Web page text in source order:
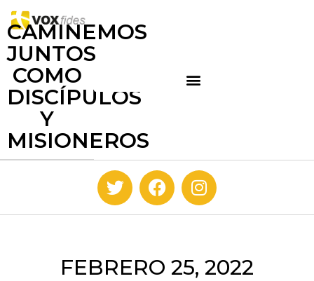
CAMINEMOS
JUNTOS
COMO
DISCÍPULOS
Y
MISIONEROS
FEBRERO 25, 2022